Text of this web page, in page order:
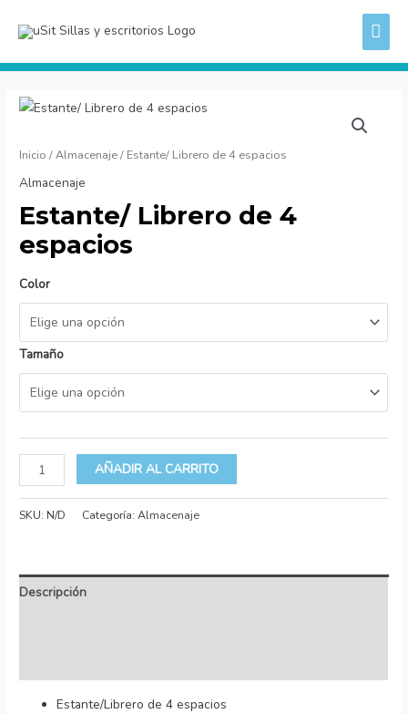
Inicio /Almacenaje/ Estante/ Librero de 4 espacios
Almacenaje
Estante/ Librero de 4
espacios
Color
Tamaño
Estante/
de
4
cantidad
AÑADIR AL CARRITO
SKU: N/D Categoría:Almacenaje
Descripción
Estante/Librero de 4 espacios